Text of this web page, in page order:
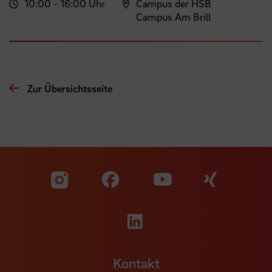
10:00 - 16:00 Uhr
Campus der HSB
Campus Am Brill
Zur Übersichtsseite
Zu unserer Facebook
Zu
Zu unserer
Kontakt